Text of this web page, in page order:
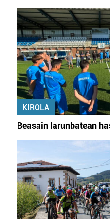
KIROLA
Beasain larunbatean